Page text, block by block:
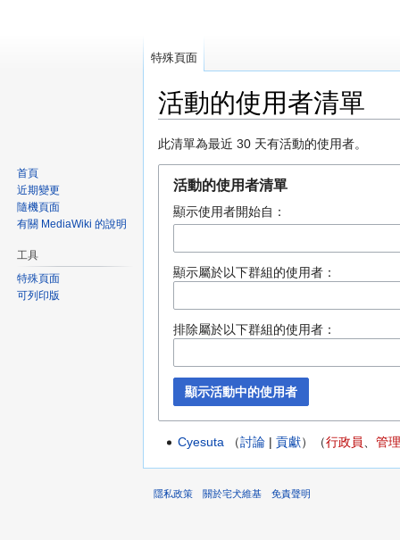
活動的使用者清單
跳
至
跳
至
此清單為最近 30 天有活動的使用者。
活動的使用者清單
顯示使用者開始自：
顯示屬於以下群組的使用者：
排除屬於以下群組的使用者：
顯示活動中的使用者
Cyesuta 討論 貢獻 ‏‎（行政員、管
特殊頁面
首頁
近期變更
隨機頁面
有關 MediaWiki 的說明
工具
特殊頁面
可列印版
隱私政策 關於宅犬維基 免責聲明